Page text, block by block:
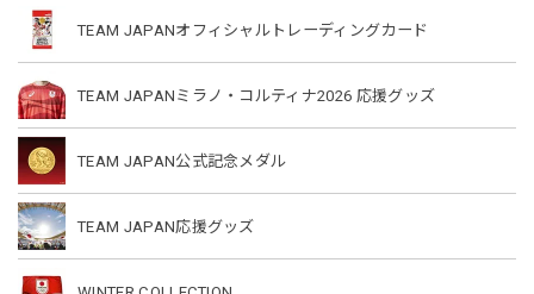
TEAM JAPANオフィシャルトレーディングカード
TEAM JAPANミラノ・コルティナ2026 応援グッズ
TEAM JAPAN公式記念メダル
TEAM JAPAN応援グッズ